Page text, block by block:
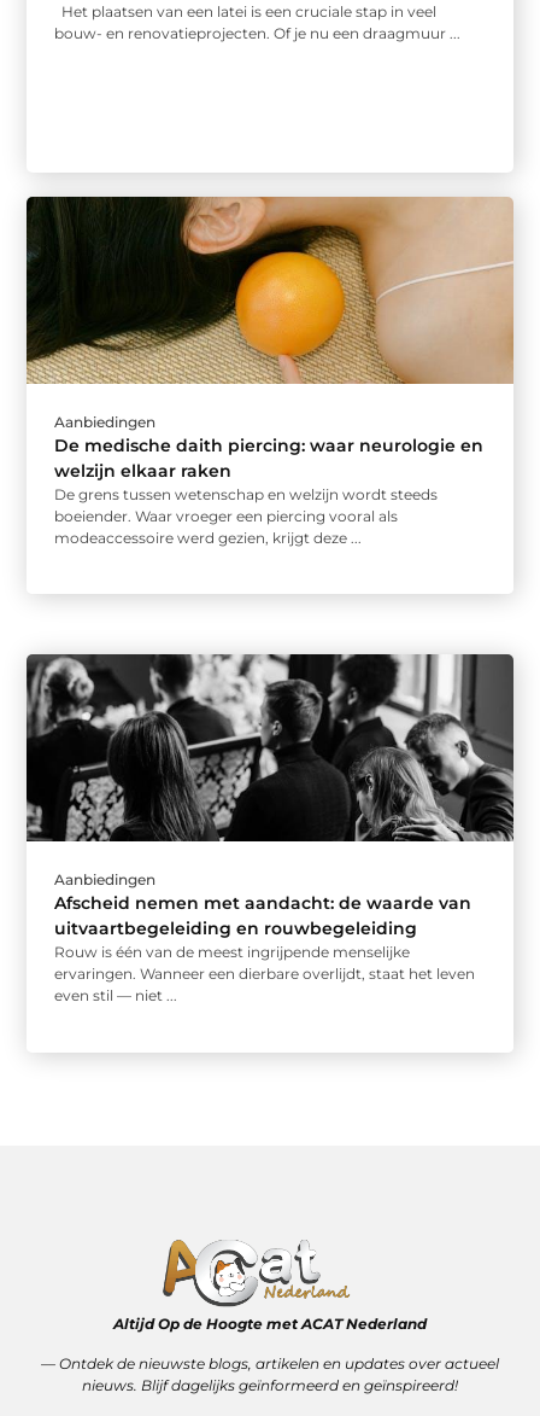
Het plaatsen van een latei is een cruciale stap in veel
bouw- en renovatieprojecten. Of je nu een draagmuur ...
Aanbiedingen
De medische daith piercing: waar neurologie en
welzijn elkaar raken
De grens tussen wetenschap en welzijn wordt steeds
boeiender. Waar vroeger een piercing vooral als
modeaccessoire werd gezien, krijgt deze ...
Aanbiedingen
Afscheid nemen met aandacht: de waarde van
uitvaartbegeleiding en rouwbegeleiding
Rouw is één van de meest ingrijpende menselijke
ervaringen. Wanneer een dierbare overlijdt, staat het leven
even stil — niet ...
Altijd Op de Hoogte met ACAT Nederland
–– Ontdek de nieuwste blogs, artikelen en updates over actueel
nieuws. Blijf dagelijks geïnformeerd en geïnspireerd!